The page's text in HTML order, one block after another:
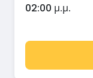
02:00 μ.μ.